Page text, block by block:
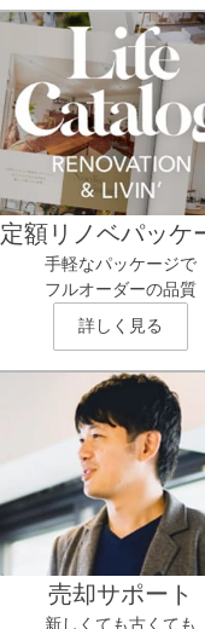
定額リノベパッケ
手軽なパッケージで
フルオーダーの品質
詳しく見る
売却サポート
新しくても古くても